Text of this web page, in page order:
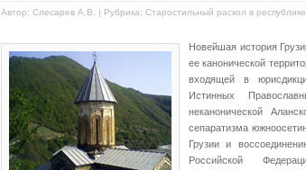
Автор: Слесарев А.В. | Рубрика: Старостильный раскол в
Новейшая история
ее канонической
входящей в
Истинных
неканонической
сепаратизма
Грузии и
Российской